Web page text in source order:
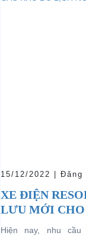
15/12/2022 | Đăng
XE ĐIỆN
LƯU MỚI
LỊCH NGHĨ
Hiện nay, nhu